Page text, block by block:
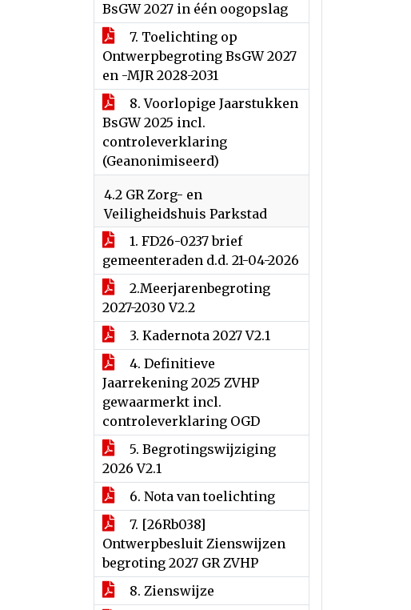
BsGW 2027 in één oogopslag
7. Toelichting op
Ontwerpbegroting BsGW 2027
en -MJR 2028-2031
8. Voorlopige Jaarstukken
BsGW 2025 incl.
controleverklaring
(Geanonimiseerd)
4.2 GR Zorg- en
Veiligheidshuis Parkstad
1. FD26-0237 brief
gemeenteraden d.d. 21-04-2026
2.Meerjarenbegroting
2027-2030 V2.2
3. Kadernota 2027 V2.1
4. Definitieve
Jaarrekening 2025 ZVHP
gewaarmerkt incl.
controleverklaring OGD
5. Begrotingswijziging
2026 V2.1
6. Nota van toelichting
7. [26Rb038]
Ontwerpbesluit Zienswijzen
begroting 2027 GR ZVHP
8. Zienswijze